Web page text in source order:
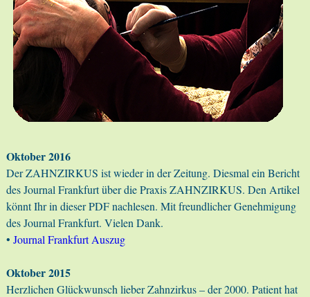
Oktober 2016
Der ZAHNZIRKUS ist wieder in der Zeitung. Diesmal ein Bericht
des Journal Frankfurt über die Praxis ZAHNZIRKUS. Den Artikel
könnt Ihr in dieser PDF nachlesen. Mit freundlicher Genehmigung
des Journal Frankfurt. Vielen Dank.
• Journal Frankfurt Auszug
Oktober 2015
Herzlichen Glückwunsch lieber Zahnzirkus – der 2000. Patient hat